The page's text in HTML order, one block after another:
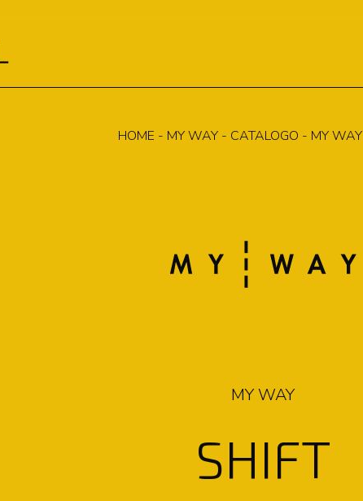
HOME - MY WAY - CATALOGO - MY WAY
MY WAY
SHIFT